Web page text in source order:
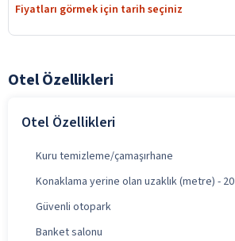
Fiyatları görmek için tarih seçiniz
Otel Özellikleri
Otel Özellikleri
Kuru temizleme/çamaşırhane
Konaklama yerine olan uzaklık (metre) - 20
Güvenli otopark
Banket salonu